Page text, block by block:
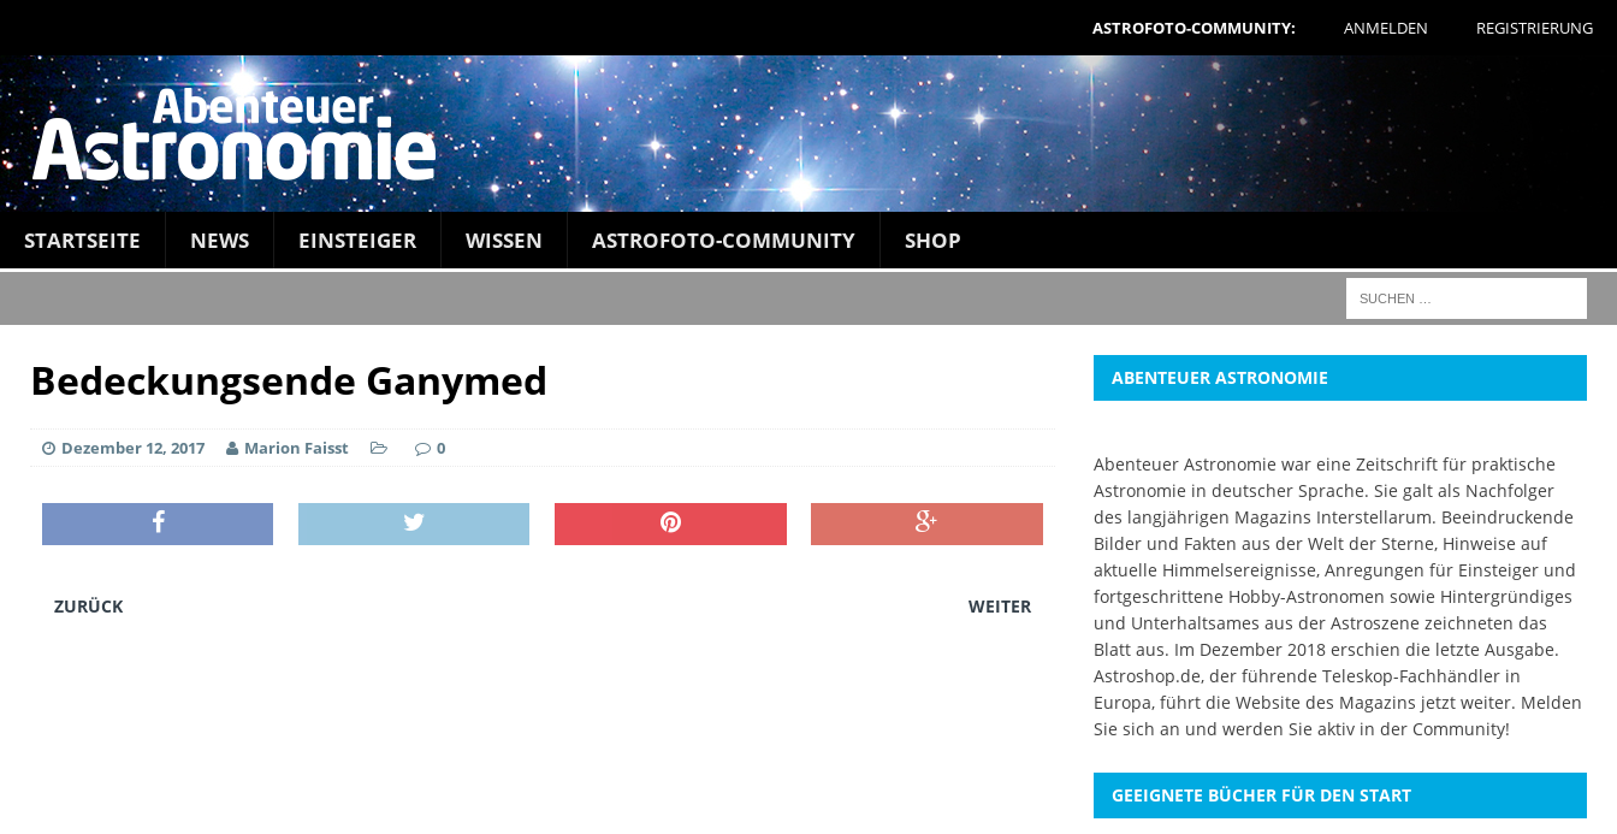
ASTROFOTO-COMMUNITY: ANMELDEN REGISTRIERUNG
STARTSEITE NEWS EINSTEIGER WISSEN ASTROFOTO-COMMUNITY SHOP
Bedeckungsende Ganymed
Dezember 12, 2017 Marion Faisst 0
ZURÜCK WEITER
ABENTEUER ASTRONOMIE
Abenteuer Astronomie war eine Zeitschrift für praktische
Astronomie in deutscher Sprache. Sie galt als Nachfolger
des langjährigen Magazins Interstellarum. Beeindruckende
Bilder und Fakten aus der Welt der Sterne, Hinweise auf
aktuelle Himmelsereignisse, Anregungen für Einsteiger und
fortgeschrittene Hobby-Astronomen sowie Hintergründiges
und Unterhaltsames aus der Astroszene zeichneten das
Blatt aus. Im Dezember 2018 erschien die letzte Ausgabe.
Astroshop.de, der führende Teleskop-Fachhändler in
Europa, führt die Website des Magazins jetzt weiter. Melden
Sie sich an und werden Sie aktiv in der Community!
GEEIGNETE BÜCHER FÜR DEN START